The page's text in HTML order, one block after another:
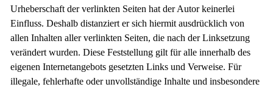
Urheberschaft der verlinkten Seiten hat der Autor keinerlei
Einfluss. Deshalb distanziert er sich hiermit ausdrücklich von
allen Inhalten aller verlinkten Seiten, die nach der Linksetzung
verändert wurden. Diese Feststellung gilt für alle innerhalb des
eigenen Internetangebots gesetzten Links und Verweise. Für
illegale, fehlerhafte oder unvollständige Inhalte und insbesondere